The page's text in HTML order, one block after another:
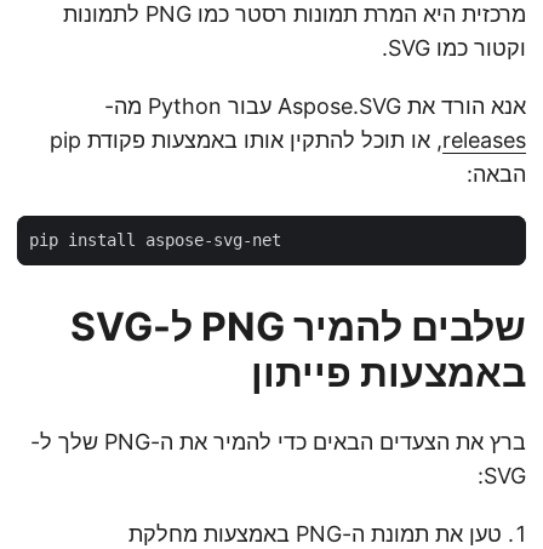
מרכזית היא המרת תמונות רסטר כמו PNG לתמונות
וקטור כמו SVG.
אנא הורד את Aspose.SVG עבור Python מה-
releases
, או תוכל להתקין אותו באמצעות פקודת pip
הבאה:
שלבים להמיר PNG ל-SVG
באמצעות פייתון
ברץ את הצעדים הבאים כדי להמיר את ה-PNG שלך ל-
SVG:
טען את תמונת ה-PNG באמצעות מחלקת